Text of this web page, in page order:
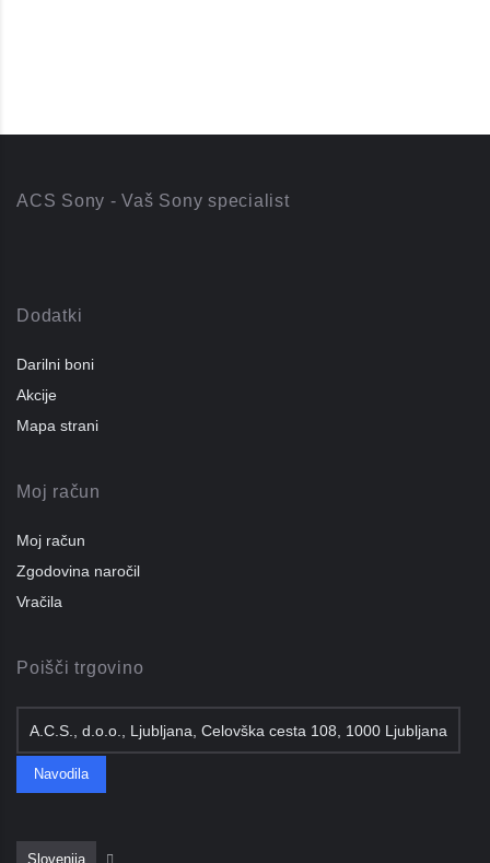
ACS Sony - Vaš Sony specialist
Dodatki
Darilni boni
Akcije
Mapa strani
Moj račun
Moj račun
Zgodovina naročil
Vračila
Poišči trgovino
A.C.S., d.o.o., Ljubljana, Celovška cesta 108, 1000 Ljubljana
Navodila
Slovenija